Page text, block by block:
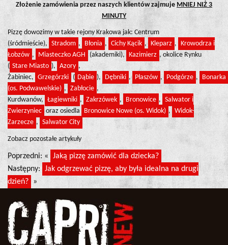
Złożenie zamówienia przez naszych klientów zajmuje MNIEJ NIŻ 3
MINUTY
Pizzę dowozimy w takie rejony Krakowa jak: Centrum
(śródmieście), Stradom , Błonia , Cichy Kącik , Kleparz , Krowodrza i
Łobzów , Miasteczko AGH (akademiki), Kazimierz , okolice Rynku
( Stare Miasto ), Azory ,
Żabiniec, Grzegórzki ( Dąbie ), Dębniki , Płaszów , Podgórze ,
Bonarka
(os. Podwawelskie) , Zabłocie ,
Kurdwanów, Łagiewniki , Zakrzówek , Bronowice , Salwator i
Zwierzyniec oraz osiedla Bronowice Nowe (os. Widok) , Widok-
Zarzecze , Salwator City
Zobacz pozostałe artykuły
Poprzedni: «
Jaką pizzę zamówić dla dziecka?
Następny:
Jak odgrzewać pizzę, aby była idealna na drugi
dzień?
»